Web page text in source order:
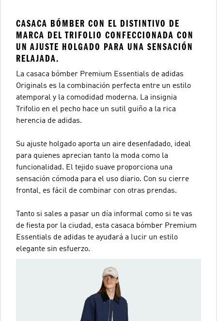
CASACA BÓMBER CON EL DISTINTIVO DE
MARCA DEL TRIFOLIO CONFECCIONADA CON
UN AJUSTE HOLGADO PARA UNA SENSACIÓN
RELAJADA.
La casaca bómber Premium Essentials de adidas
Originals es la combinación perfecta entre un estilo
atemporal y la comodidad moderna. La insignia
Trifolio en el pecho hace un sutil guiño a la rica
herencia de adidas.
Su ajuste holgado aporta un aire desenfadado, ideal
para quienes aprecian tanto la moda como la
funcionalidad. El tejido suave proporciona una
sensación cómoda para el uso diario. Con su cierre
frontal, es fácil de combinar con otras prendas.
Tanto si sales a pasar un día informal como si te vas
de fiesta por la ciudad, esta casaca bómber Premium
Essentials de adidas te ayudará a lucir un estilo
elegante sin esfuerzo.